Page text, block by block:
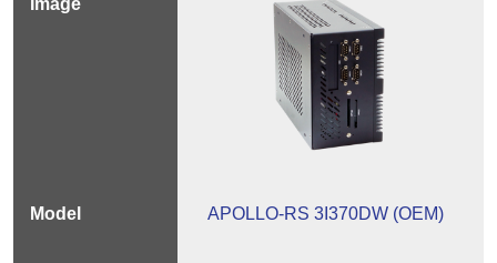
APOLLO-RS 3I370DW (OEM)